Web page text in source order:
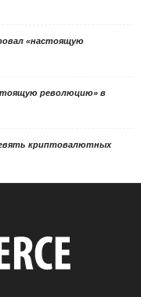
«настоящую
революцию» в
криптовалютных